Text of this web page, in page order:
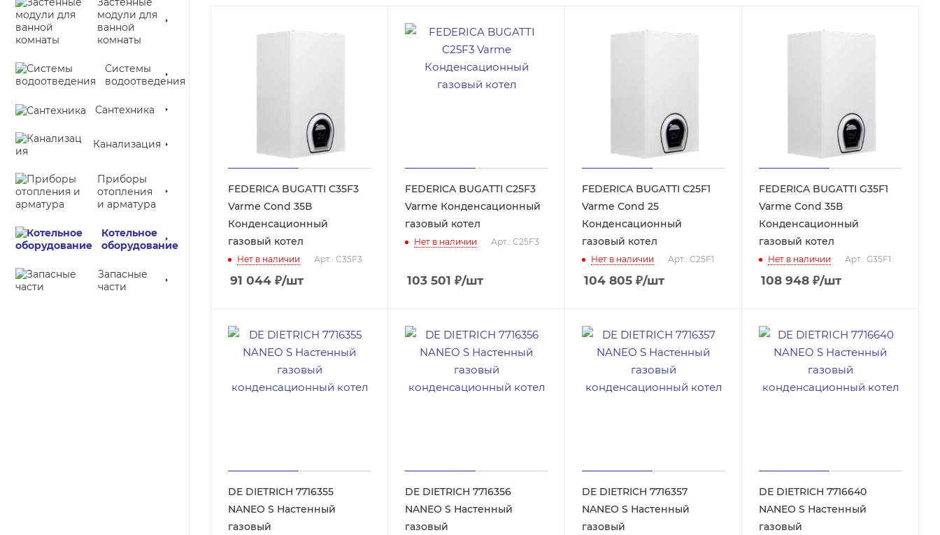
модули для
ванной
комнаты
Системы
водоотведения
Сантехника
Канализация
Приборы
отопления
и арматура
Котельное
оборудование
Запасные
части
FEDERICA BUGATTI С35F3
Varme Cond 35В
Конденсационный
газовый котел
Нет в наличии Арт.: С35F3
91 044 ₽/шт
FEDERICA BUGATTI C25F3
Varme Конденсационный
газовый котел
Нет в наличии Арт.: C25F3
103 501 ₽/шт
FEDERICA BUGATTI C25F1
Varme Cond 25
Конденсационный
газовый котел
Нет в наличии Арт.: C25F1
104 805 ₽/шт
FEDERICA BUGATTI G35F1
Varme Cond 35В
Конденсационный
газовый котел
Нет в наличии Арт.: G35F1
108 948 ₽/шт
DE DIETRICH 7716355
NANEO S Настенный
газовый
DE DIETRICH 7716356
NANEO S Настенный
газовый
DE DIETRICH 7716357
NANEO S Настенный
газовый
DE DIETRICH 7716640
NANEO S Настенный
газовый